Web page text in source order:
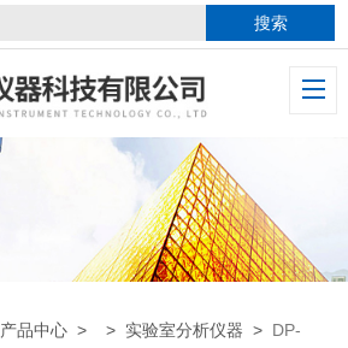
产品中心 > > 实验室分析仪器 > DP-